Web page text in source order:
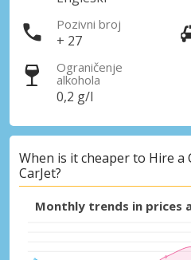
Pozivni broj
+ 27
Ograničenje
alkohola
0,2 g/l
When is it cheaper to Hire a
CarJet?
Monthly trends in prices